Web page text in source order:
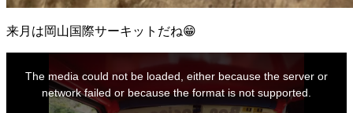
来月は岡山国際サーキットだね😁
The media could not be loaded, either because the server or
network failed or because the format is not supported.